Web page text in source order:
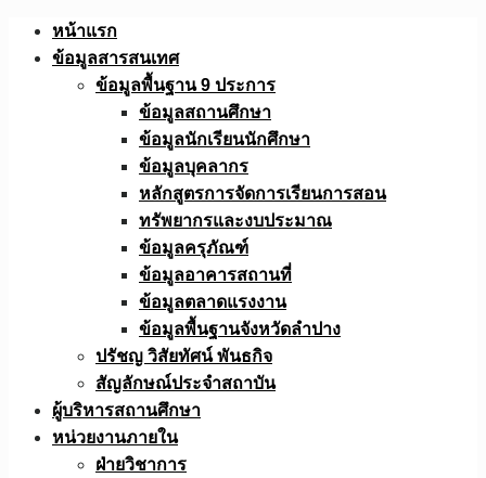
Skip
หน้าแรก
ข้อมูลสารสนเทศ
ข้อมูลพื้นฐาน 9 ประการ
ข้อมูลสถานศึกษา
ข้อมูลนักเรียนนักศึกษา
ข้อมูลบุคลากร
หลักสูตรการจัดการเรียนการสอน
ทรัพยากรและงบประมาณ
ข้อมูลครุภัณฑ์
ข้อมูลอาคารสถานที่
ข้อมูลตลาดแรงงาน
ข้อมูลพื้นฐานจังหวัดลำปาง
ปรัชญ วิสัยทัศน์ พันธกิจ
สัญลักษณ์ประจำสถาบัน
ผู้บริหารสถานศึกษา
หน่วยงานภายใน
ฝ่ายวิชาการ